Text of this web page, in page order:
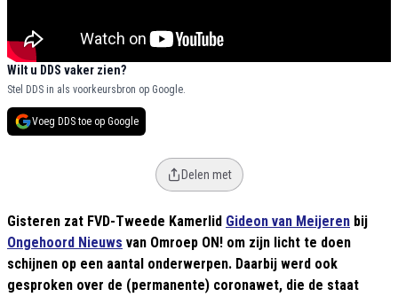
Wilt u DDS vaker zien?
Stel DDS in als voorkeursbron op Google.
Voeg DDS toe op Google
Delen met
Gisteren zat FVD-Tweede Kamerlid Gideon van Meijeren bij
Ongehoord Nieuws van Omroep ON! om zijn licht te doen
schijnen op een aantal onderwerpen. Daarbij werd ook
gesproken over de (permanente) coronawet, die de staat